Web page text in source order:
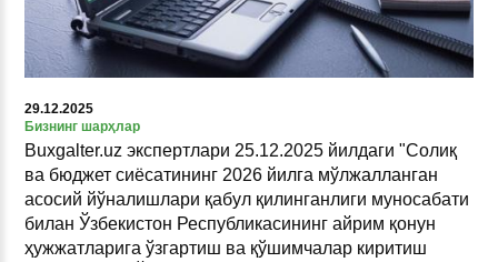
29.12.2025
Бизнинг шарҳлар
Buxgalter.uz экспертлари 25.12.2025 йилдаги "Солиқ
ва бюджет сиёсатининг 2026 йилга мўлжалланган
асосий йўналишлари қабул қилинганлиги муносабати
билан Ўзбекистон Республикасининг айрим қонун
ҳужжатларига ўзгартиш ва қўшимчалар киритиш